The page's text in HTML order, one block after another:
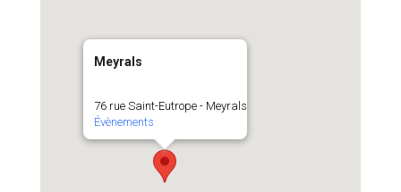
Meyrals
76 rue Saint-Eutrope - Meyrals
Évènements